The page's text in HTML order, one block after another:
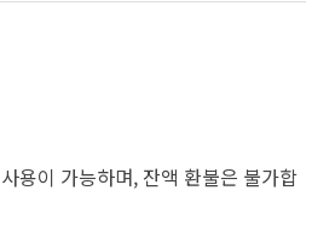
용이 가능하며, 잔액 환불은 불가합